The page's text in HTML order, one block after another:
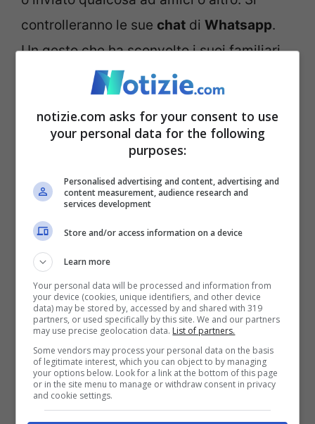
controlleranno le sue chat di Whatsapp.
Un gesto che ha sconvolto i suoi familiari.
In molti la descrivono coma una ragazzina
chi conosceva. Il rapporto con la famiglia
era normale. Quindi questo porta alla pista
riportata in precedenza.
Ragazzina suicida a 13
anni, ombra del bullismo?
notizie.com asks for your consent to use
your personal data for the following
purposes:
Personalised advertising and content, advertising and
content measurement, audience research and
services development
Store and/or access information on a device
Learn more
Your personal data will be processed and information from
your device (cookies, unique identifiers, and other device
data) may be stored by, accessed by and shared with 319
partners, or used specifically by this site. We and our partners
may use precise geolocation data. List of partners.
Some vendors may process your personal data on the basis
of legitimate interest, which you can object to by managing
your options below. Look for a link at the bottom of this page
or in the site menu to manage or withdraw consent in privacy
and cookie settings.